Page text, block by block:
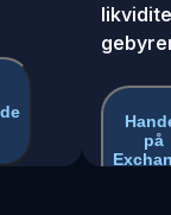
på